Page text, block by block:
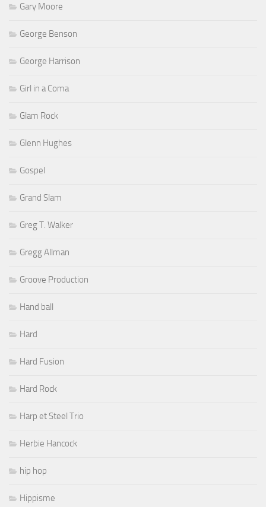
Gary Moore
George Benson
George Harrison
Girl in a Coma
Glam Rock
Glenn Hughes
Gospel
Grand Slam
Greg T. Walker
Gregg Allman
Groove Production
Hand ball
Hard
Hard Fusion
Hard Rock
Harp et Steel Trio
Herbie Hancock
hip hop
Hippisme